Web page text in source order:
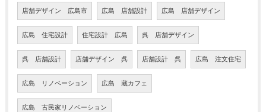
店舗デザイン 広島市 広島 店舗設計 広島 店舗デザイン
広島 住宅設計 住宅設計 広島 呉 店舗デザイン
呉 店舗設計 店舗デザイン 呉 店舗設計 呉 広島 注文住宅
広島 リノベーション 広島 蔵カフェ
広島 古民家リノベーション